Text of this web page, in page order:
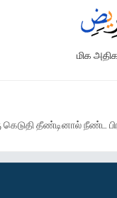
மிக
கெடுதி தீண்டினால்